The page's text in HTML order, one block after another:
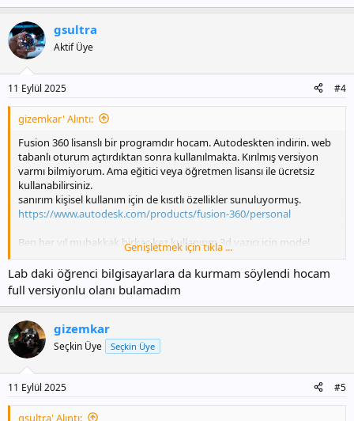
gsultra
Aktif Üye
11 Eylül 2025 #4
gizemkar' Alıntı:
Fusion 360 lisanslı bir programdır hocam. Autodeskten indirin. web
tabanlı oturum açtırdıktan sonra kullanılmakta. Kırılmış versiyon
varmı bilmiyorum. Ama eğitici veya öğretmen lisansı ile ücretsiz
kullanabilirsiniz.
sanırım kişisel kullanım için de kısıtlı özellikler sunuluyormuş.
https://www.autodesk.com/products/fusion-360/personal
Ben her yıl muhakkak birkaç kez kullanırım 3d yazıcı için model
Genişletmek için tıkla ...
Lab daki öğrenci bilgisayarlara da kurmam söylendi hocam
full versiyonlu olanı bulamadım
gizemkar
Seçkin Üye Seçkin Üye
11 Eylül 2025 #5
gsultra' Alıntı: